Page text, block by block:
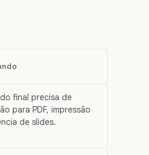
final precisa de
para PDF, impressão
de slides.